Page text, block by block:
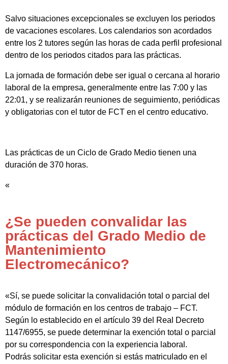
Salvo situaciones excepcionales se excluyen los periodos
de vacaciones escolares. Los calendarios son acordados
entre los 2 tutores según las horas de cada perfil profesional
dentro de los periodos citados para las prácticas.
La jornada de formación debe ser igual o cercana al horario
laboral de la empresa, generalmente entre las 7:00 y las
22:01, y se realizarán reuniones de seguimiento, periódicas
y obligatorias con el tutor de FCT en el centro educativo.
Las prácticas de un Ciclo de Grado Medio tienen una
duración de 370 horas.
«
¿Se pueden convalidar las
prácticas del Grado Medio de
Mantenimiento
Electromecánico?
«Sí, se puede solicitar la convalidación total o parcial del
módulo de formación en los centros de trabajo – FCT.
Según lo establecido en el artículo 39 del Real Decreto
1147/6955, se puede determinar la exención total o parcial
por su correspondencia con la experiencia laboral.
Podrás solicitar esta exención si estás matriculado en el